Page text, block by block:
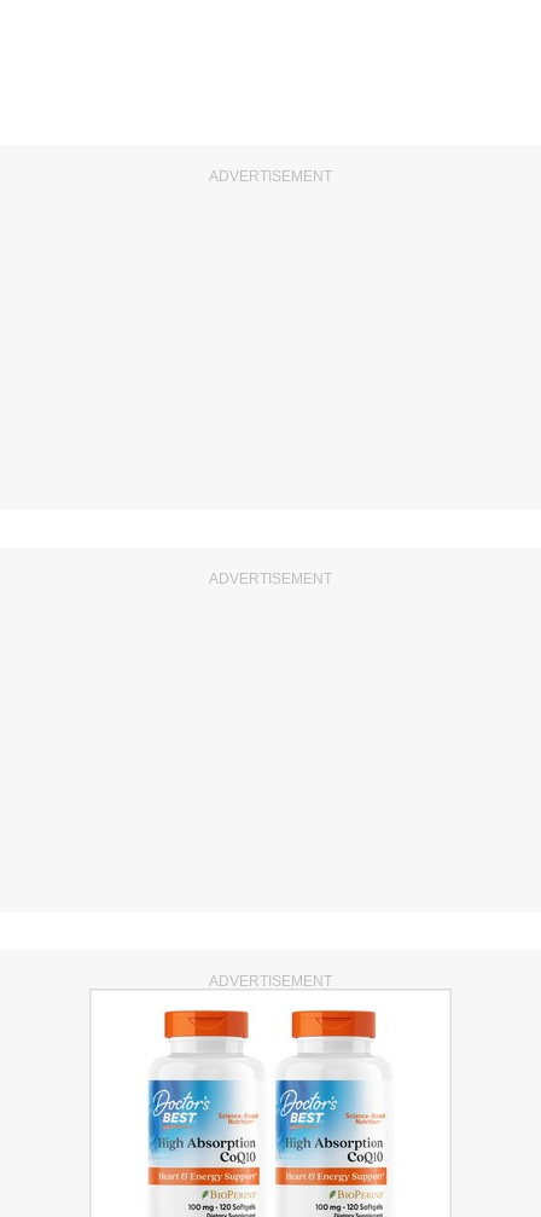
ADVERTISEMENT
ADVERTISEMENT
ADVERTISEMENT